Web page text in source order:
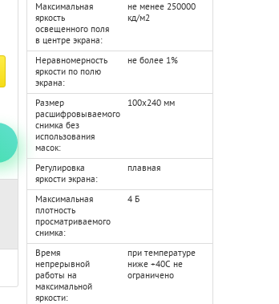
Максимальная
яркость
освещенного поля
в центре экрана:
не менее 250000
кд/м2
Неравномерность
яркости по полю
экрана:
не более 1%
Размер
расшифровываемого
снимка без
использования
масок:
100х240 мм
Регулировка
яркости экрана:
плавная
Максимальная
плотность
просматриваемого
снимка:
4 Б
Время
непрерывной
работы на
максимальной
яркости:
при температуре
ниже +40С не
ограничено